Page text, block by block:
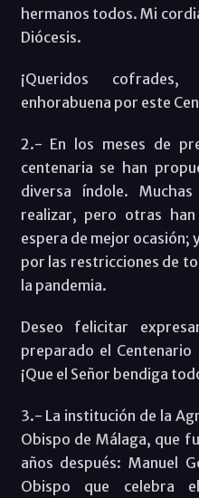
hermanos todos. Mi
Diócesis.
¡Queridos
enhorabuena por este
2.- En los meses de
centenaria se han
diversa índole.
realizar, pero otras
espera de mejor ocasión;
por las restricciones de
la pandemia.
Deseo felicitar
preparado el
¡Que el Señor bendiga
3.- La institución de la
Obispo de Málaga, que
años después: Manuel
Obispo que celebra